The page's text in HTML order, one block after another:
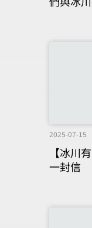
2025-07-15
【冰川
一封信